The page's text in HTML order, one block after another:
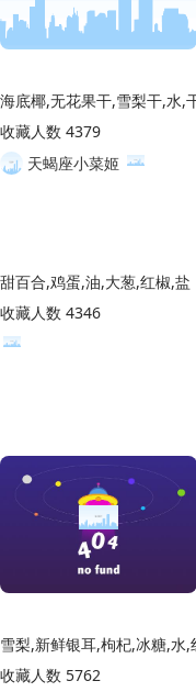
海底椰,无花果干,雪梨干,水,
收藏人数 4379
天蝎座小菜姬
甜百合,鸡蛋,油,大葱,红椒,盐
收藏人数 4346
雪梨,新鲜银耳,枸杞,冰糖,水,
收藏人数 5762